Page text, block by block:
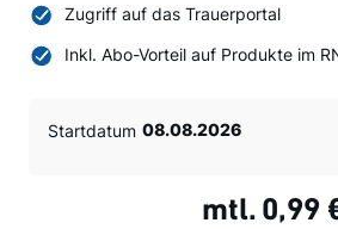
Zugriff auf das Trauerportal
Inkl. Abo-Vorteil auf Produkte im
Startdatum
mtl. 0,99